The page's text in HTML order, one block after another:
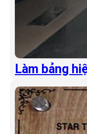
Làm bảng